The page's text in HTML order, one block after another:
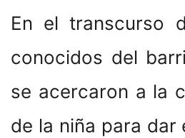
En el transcurso
conocidos del
se acercaron a la
de la niña para dar